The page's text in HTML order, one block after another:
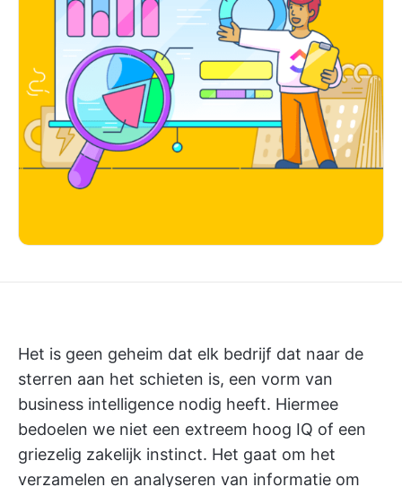
Het is geen geheim dat elk bedrijf dat naar de
sterren aan het schieten is, een vorm van
business intelligence nodig heeft. Hiermee
bedoelen we niet een extreem hoog IQ of een
griezelig zakelijk instinct. Het gaat om het
verzamelen en analyseren van informatie om